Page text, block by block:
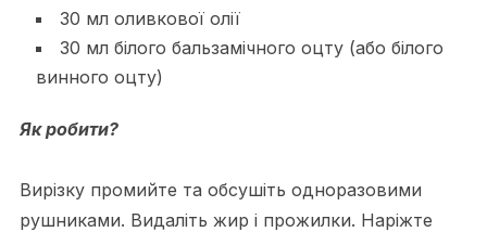
30 мл оливкової олії
30 мл білого бальзамічного оцту (або білого
винного оцту)
Як робити?
Вирізку промийте та обсушіть одноразовими
рушниками. Видаліть жир і прожилки. Наріжте